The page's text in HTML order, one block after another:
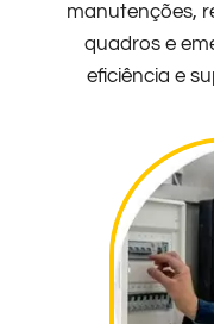
manutenções,
quadros e
eficiência e